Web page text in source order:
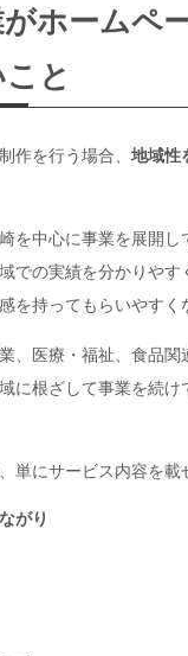
ホームペ
と
作を行う場合、 地域性
を中心に事業を展開し
での実績を分かりやす
を持ってもらいやすく
、医療・福祉、食品関
に根ざして事業を続け
単にサービス内容を載
がり